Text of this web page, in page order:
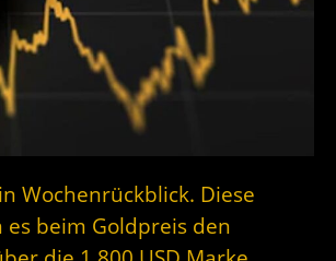
Wochenrückblick. Diese
es beim Goldpreis den